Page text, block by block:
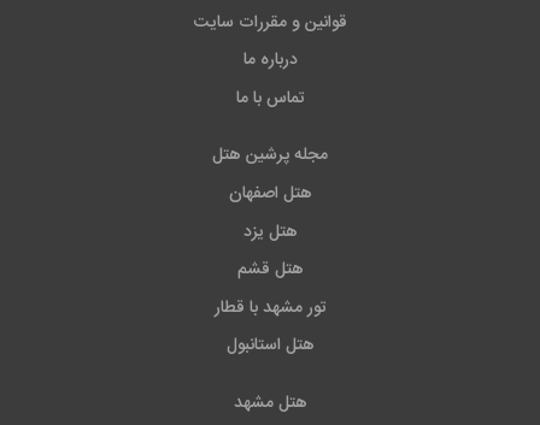
قوانین و مقررات سایت
درباره ما
تماس با ما
مجله پرشین هتل
هتل اصفهان
هتل یزد
هتل قشم
تور مشهد با قطار
هتل استانبول
هتل مشهد